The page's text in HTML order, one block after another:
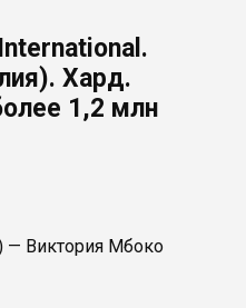
Хард.
1,2 млн
— Виктория Мбоко